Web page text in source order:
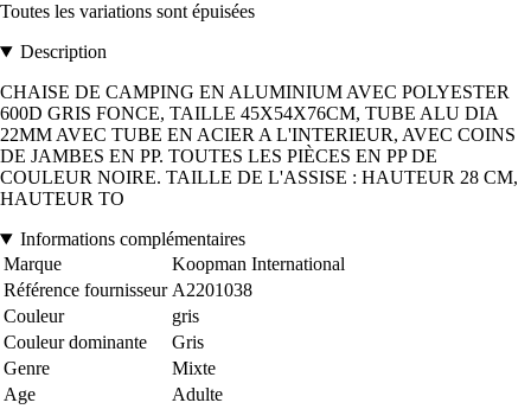
Toutes les variations sont épuisées
Description
CHAISE DE CAMPING EN ALUMINIUM AVEC POLYESTER
600D GRIS FONCE, TAILLE 45X54X76CM, TUBE ALU DIA
22MM AVEC TUBE EN ACIER A L'INTERIEUR, AVEC COINS
DE JAMBES EN PP. TOUTES LES PIÈCES EN PP DE
COULEUR NOIRE. TAILLE DE L'ASSISE : HAUTEUR 28 CM,
HAUTEUR TO
Informations complémentaires
Marque
Koopman International
Référence fournisseur A2201038
Couleur
gris
Couleur dominante
Gris
Genre
Mixte
Age
Adulte